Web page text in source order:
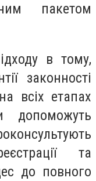
пакетом
в тому,
законності
всіх етапах
допоможуть
та
до повного